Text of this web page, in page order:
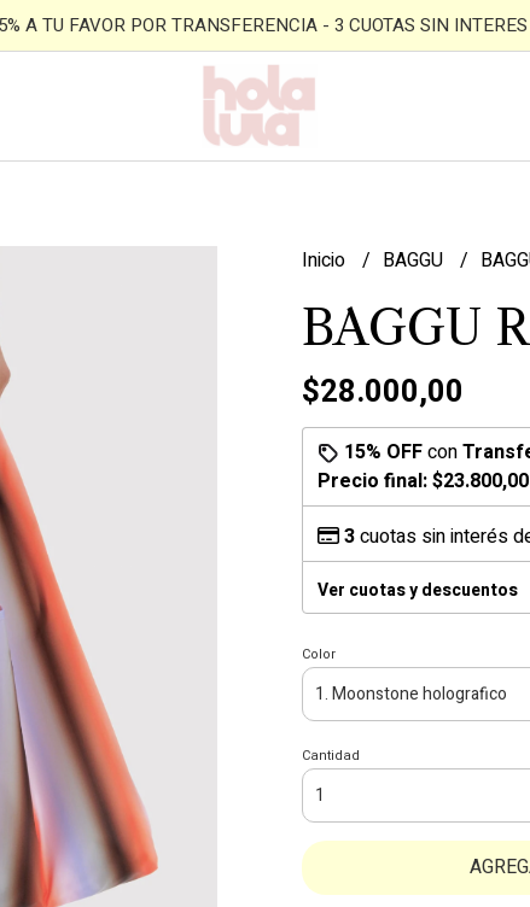
A TU FAVOR POR TRANSFERENCIA - 3 CUOTAS SIN
Inicio BAGGU
BAGGU
$28.000,00
15% OFFcon
Precio final:$23.800,00
3cuotas sin interés
Ver cuotas y descuentos
Color
Cantidad